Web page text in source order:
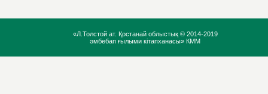
«Л.Толстой ат. Қостанай облыстық © 2014-2019
әмбебап ғылыми кітапханасы» КММ